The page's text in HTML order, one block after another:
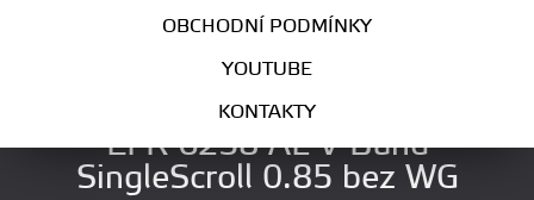
OBCHODNÍ PODMÍNKY
YOUTUBE
KONTAKTY
AUTOKOSMETIKA
Turbodmychadlo BorgWarner
EFR 6258 AL V-Band
SingleScroll 0.85 bez WG